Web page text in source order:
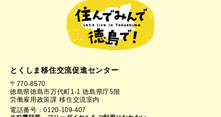
とくしま移住交流促進センター
〒770-8570
徳島県徳島市万代町1-1 徳島県庁5階
労働雇用政策課 移住交流室内
電話番号：0120-109-407